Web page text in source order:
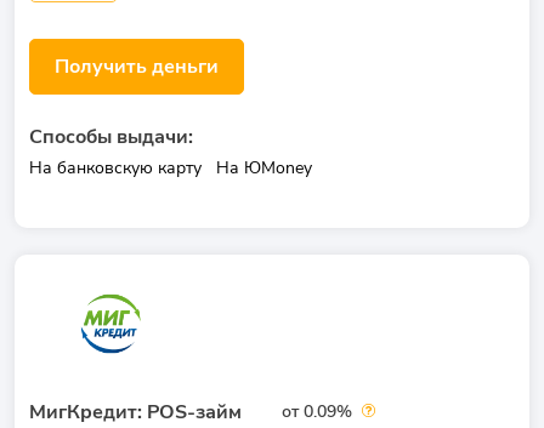
Получить деньги
Способы выдачи:
На банковскую карту На ЮMoney
МигКредит: POS-займ
от 0.09%